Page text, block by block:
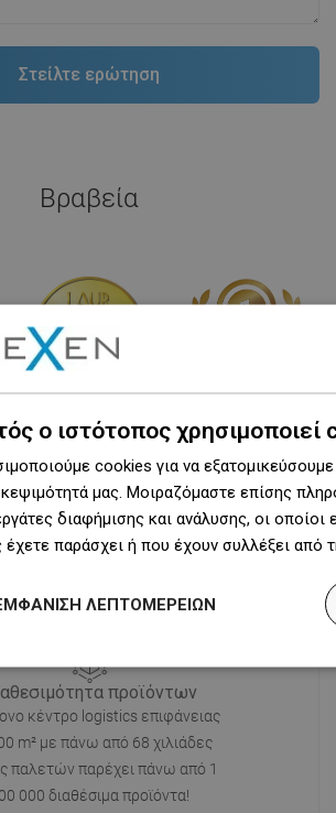
Βραβεία
Δες όλα
προϊόντων
κέντρο logistics επιφάνειας
m² με πάνω από 68 χιλιάδες
παλετών παρέχει πάνω από 1
000 διαθέσιμα προϊόντα!
ο ιστότοπος χρησιμοποιεί
cookies για να
μας. Μοιραζόμαστε επίσης
διαφήμισης και ανάλυσης, οι
έχετε παράσχει ή που έχουν συλλέξει
ΛΕΠΤΟΜΕΡΕΙΏΝ